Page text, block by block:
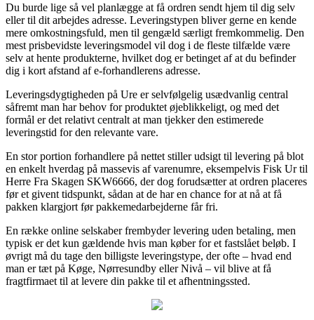
Du burde lige så vel planlægge at få ordren sendt hjem til dig selv
eller til dit arbejdes adresse. Leveringstypen bliver gerne en kende
mere omkostningsfuld, men til gengæld særligt fremkommelig. Den
mest prisbevidste leveringsmodel vil dog i de fleste tilfælde være
selv at hente produkterne, hvilket dog er betinget af at du befinder
dig i kort afstand af e-forhandlerens adresse.
Leveringsdygtigheden på Ure er selvfølgelig usædvanlig central
såfremt man har behov for produktet øjeblikkeligt, og med det
formål er det relativt centralt at man tjekker den estimerede
leveringstid for den relevante vare.
En stor portion forhandlere på nettet stiller udsigt til levering på blot
en enkelt hverdag på massevis af varenumre, eksempelvis Fisk Ur til
Herre Fra Skagen SKW6666, der dog forudsætter at ordren placeres
før et givent tidspunkt, sådan at de har en chance for at nå at få
pakken klargjort før pakkemedarbejderne får fri.
En række online selskaber frembyder levering uden betaling, men
typisk er det kun gældende hvis man køber for et fastslået beløb. I
øvrigt må du tage den billigste leveringstype, der ofte – hvad end
man er tæt på Køge, Nørresundby eller Nivå – vil blive at få
fragtfirmaet til at levere din pakke til et afhentningssted.